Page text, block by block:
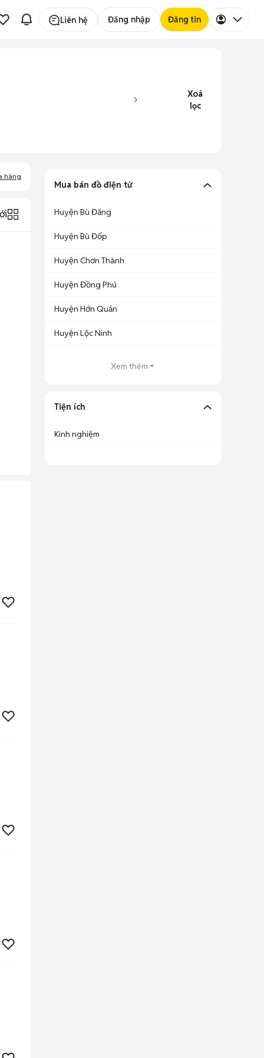
Liên hệ Đăng nhập Đăng tin
Xoá
lọc
hàng
Mua bán đồ điện tử
Huyện Bù Đăng
Huyện Bù Đốp
Huyện Chơn Thành
Huyện Đồng Phú
Huyện Hớn Quản
Huyện Lộc Ninh
Xem thêm
Tiện ích
Kinh nghiệm